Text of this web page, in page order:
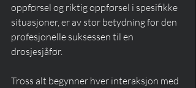
oppførsel og riktig oppførsel i spesifikke
situasjoner, er av stor betydning for den
profesjonelle suksessen til en
drosjesjåfør.
Tross alt begynner hver interaksjon med